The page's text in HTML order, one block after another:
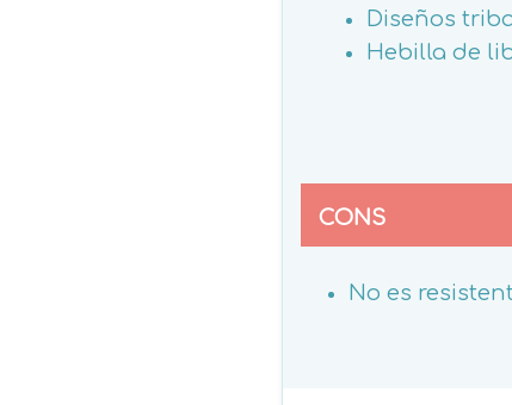
Diseños
Hebilla de
CONS
No es